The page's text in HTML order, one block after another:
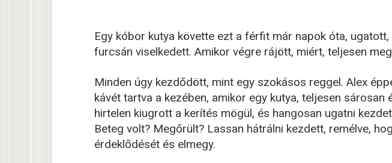
Egy kóbor kutya követte ezt a férfit már napok óta,
furcsán viselkedett. Amikor végre rájött, miért, teljesen
Minden úgy kezdődött, mint egy szokásos reggel. Alex
kávét tartva a kezében, amikor egy kutya, teljesen sárosan
hirtelen kiugrott a kerítés mögül, és hangosan ugatni
Beteg volt? Megőrült? Lassan hátrálni kezdett, remélve,
érdeklődését és elmegy.